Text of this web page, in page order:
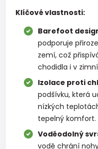
Klíčové vlastnosti:
Barefoot
podporuje
zemí, což
chodidla i v
Izolace proti
podšívku, která
nízkých
tepelný komfort.
Voděodolný
vodě chrání